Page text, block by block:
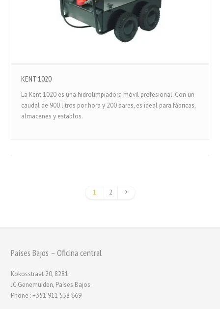
KENT 1020
La Kent 1020 es una hidrolimpiadora móvil profesional. Con un
caudal de 900 litros por hora y 200 bares, es ideal para fábricas,
almacenes y establos.
1 2
Países Bajos – Oficina central
Kokosstraat 20, 8281
JC Genemuiden, Países Bajos.
Phone : +351 911 558 669